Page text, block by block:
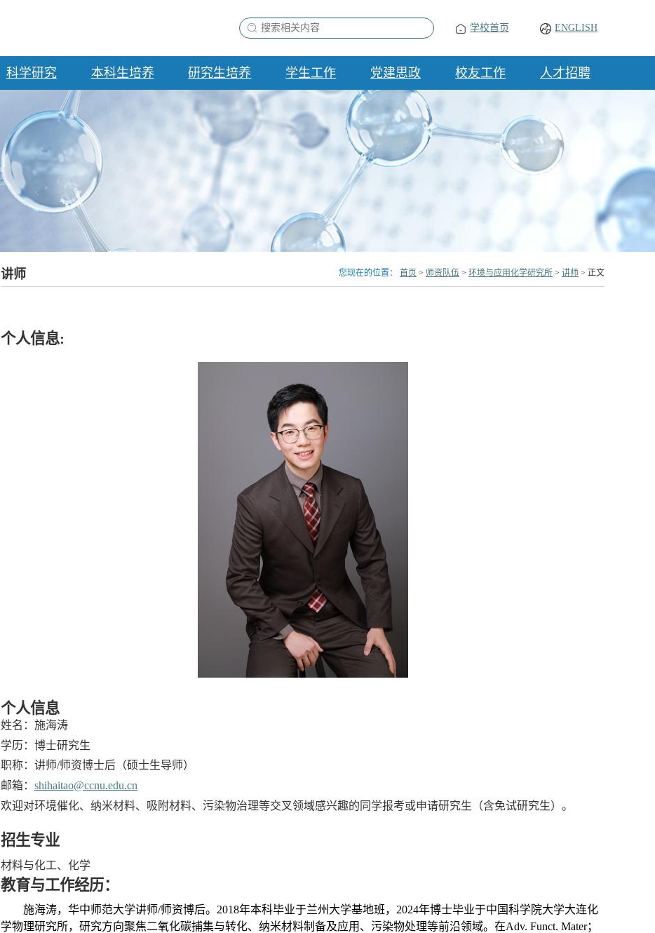
学校首页 ENGLISH
科学研究 本科生培养 研究生培养 学生工作 党建思政 校友工作 人才招聘
讲师 您现在的位置： 首页 > 师资队伍 > 环境与应用化学研究所 > 讲师 > 正文
个人信息:
个人信息
姓名：施海涛
学历：博士研究生
职称：讲师/师资博士后 （硕士生导师）
邮箱： shihaitao@ccnu.edu.cn
欢迎对环境催化、纳米材料、吸附材料、污染物治理等交叉领域感兴趣的同学报考或申请研究生（含免试研究生）。
招生专业
材料与化工、化学
教育与工作经历：
施海涛，华中师范大学讲师/师资博后。2018年本科毕业于兰州大学基地班，2024年博士毕业于中国科学院大学大连化
学物理研究所，研究方向聚焦二氧化碳捕集与转化、纳米材料制备及应用、污染物处理等前沿领域。在Adv. Funct. Mater；